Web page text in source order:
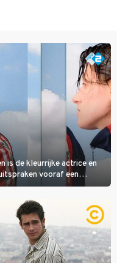
is de kleurrijke actrice en
vooraf een
is zoals mijn